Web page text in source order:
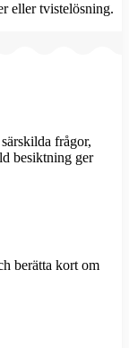
eller tvistelösning.
frågor,
besiktning ger
berätta kort om